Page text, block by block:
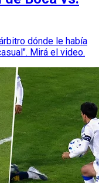
dónde le había
Mirá el video.